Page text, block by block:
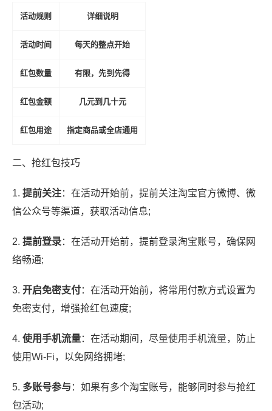
活动规则 详细说明
活动时间 每天的整点开始
红包数量 有限，先到先得
红包金额 几元到几十元
红包用途 指定商品或全店通用
二、抢红包技巧
1. 提前关注：在活动开始前，提前关注淘宝官方微博、微
信公众号等渠道，获取活动信息;
2. 提前登录：在活动开始前，提前登录淘宝账号，确保网
络畅通;
3. 开启免密支付：在活动开始前，将常用付款方式设置为
免密支付，增强抢红包速度;
4. 使用手机流量：在活动期间，尽量使用手机流量，防止
使用Wi-Fi，以免网络拥堵;
5. 多账号参与 ：如果有多个淘宝账号，能够同时参与抢红
包活动;